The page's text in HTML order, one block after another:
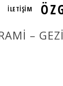
İLETİŞİM
– GEZI